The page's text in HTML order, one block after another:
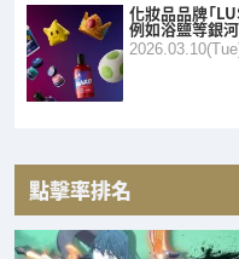
化妝品品牌「
例如浴鹽等銀
點擊率排名